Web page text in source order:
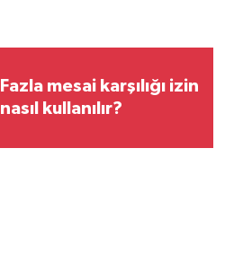
Fazla mesai karşılığı izin
nasıl kullanılır?